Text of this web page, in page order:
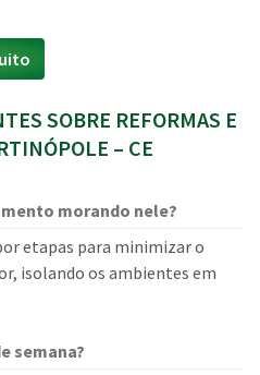
SOBRE REFORMAS E
– CE
morando nele?
etapas para minimizar o
isolando os ambientes em
semana?